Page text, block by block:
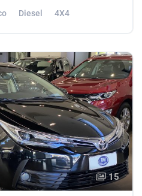
Diesel 4X4
15